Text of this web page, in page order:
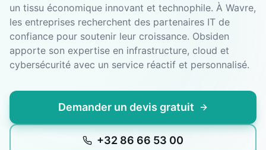
un tissu économique innovant et technophile. À Wavre,
les entreprises recherchent des partenaires IT de
confiance pour soutenir leur croissance. Obsiden
apporte son expertise en infrastructure, cloud et
cybersécurité avec un service réactif et personnalisé.
Demander un devis gratuit
+32 86 66 53 00